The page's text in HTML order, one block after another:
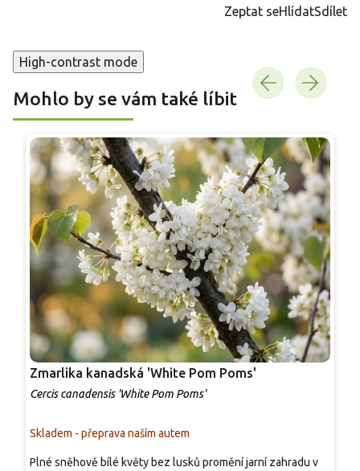
Zeptat seHlídatSdílet
High-contrast mode
Mohlo by se vám také líbit
Zmarlika kanadská 'White Pom Poms'
Cercis canadensis 'White Pom Poms'
Skladem - přeprava naším autem
Plné sněhově bílé květy bez lusků promění jarní zahradu v